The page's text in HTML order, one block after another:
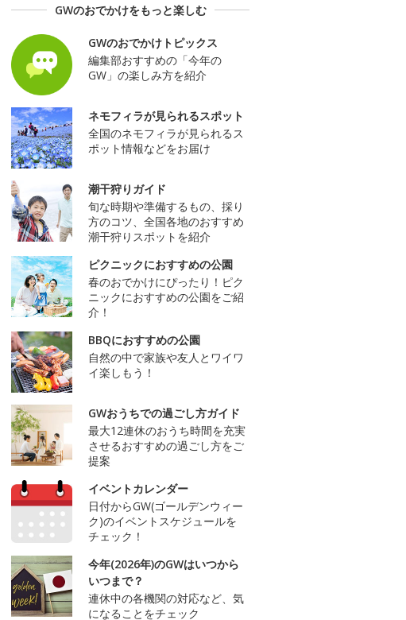
GWのおでかけをもっと楽しむ
GWのおでかけトピックス
編集部おすすめの「今年の
GW」の楽しみ方を紹介
ネモフィラが見られるスポット
全国のネモフィラが見られるス
ポット情報などをお届け
潮干狩りガイド
旬な時期や準備するもの、採り
方のコツ、全国各地のおすすめ
潮干狩りスポットを紹介
ピクニックにおすすめの公園
春のおでかけにぴったり！ピク
ニックにおすすめの公園をご紹
介！
BBQにおすすめの公園
自然の中で家族や友人とワイワ
イ楽しもう！
GWおうちでの過ごし方ガイド
最大12連休のおうち時間を充実
させるおすすめの過ごし方をご
提案
イベントカレンダー
日付からGW(ゴールデンウィー
ク)のイベントスケジュールを
チェック！
今年(2026年)のGWはいつから
いつまで？
連休中の各機関の対応など、気
になることをチェック